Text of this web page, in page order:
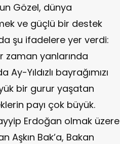
Gözel, dünya
ve güçlü bir destek
şu ifadelere yer verdi:
zaman yanlarında
Yıldızlı bayrağımızı
bir gurur yaşatan
payı çok büyük.
Erdoğan olmak üzere
Aşkın Bak’a, Bakan